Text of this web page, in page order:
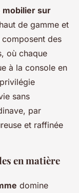
mobilier sur
de gamme et
des
où chaque
à la console en
sans
par
et raffinée
en matière
domine